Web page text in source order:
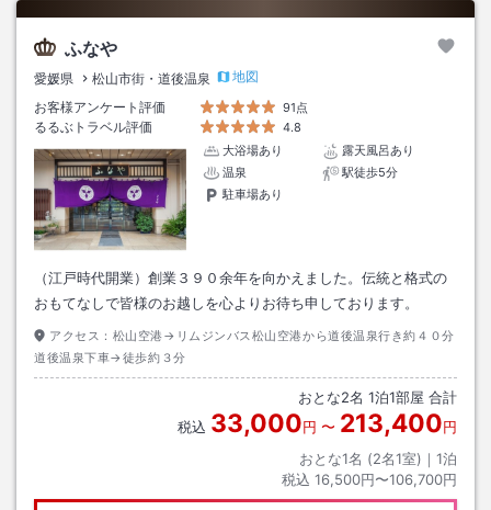
ふなや
愛媛県 松山市街・道後温泉
地図
お客様アンケート評価
91点
るるぶトラベル評価
4.8
大浴場あり
露天風呂あり
温泉
駅徒歩5分
駐車場あり
（江戸時代開業）創業３９０余年を向かえました。伝統と格式の
おもてなしで皆様のお越しを心よりお待ち申しております。
アクセス： 松山空港→リムジンバス松山空港から道後温泉行き約４０分
道後温泉下車→徒歩約３分
おとな2名 1泊1部屋 合計
税込 33,000円 〜 213,400円
おとな1名 (2名1室)｜ 1泊
税込 16,500円〜106,700円